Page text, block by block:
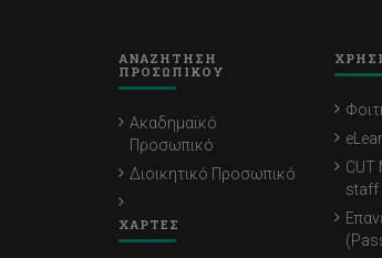
ΑΝΑΖΗΤΗΣΗ
ΠΡΟΣΩΠΙΚΟΥ
Ακαδημαϊκό
Προσωπικό
Διοικητικό Προσωπικό
ΧΑΡΤΕΣ
CUT
staff